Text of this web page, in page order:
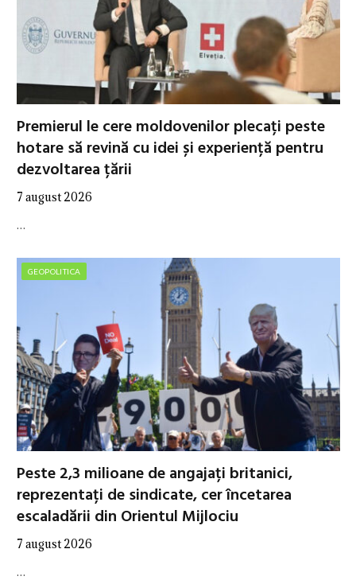
Premierul le cere moldovenilor plecați peste
hotare să revină cu idei și experiență pentru
dezvoltarea țării
7 august 2026
…
GEOPOLITICA
Peste 2,3 milioane de angajați britanici,
reprezentați de sindicate, cer încetarea
escaladării din Orientul Mijlociu
7 august 2026
…